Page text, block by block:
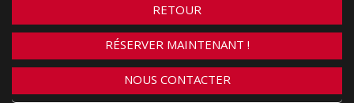
RETOUR
RÉSERVER MAINTENANT !
NOUS CONTACTER